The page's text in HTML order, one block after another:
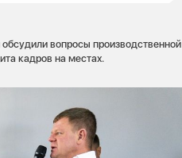
вопросы производственной
кадров на местах.